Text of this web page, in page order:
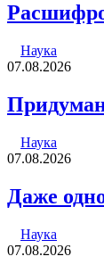
Наука
07.08.2026
Наука
07.08.2026
Даже
Наука
07.08.2026